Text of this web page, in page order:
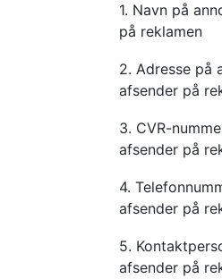
1. Navn på
på reklamen
2. Adresse på
afsender på
3. CVR-
afsender på
4.
afsender på
5.
afsender på